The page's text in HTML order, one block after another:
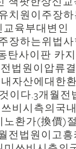
치원이주장하
육부대변인
장하는위법
탄사이판 카
법원이압류
자산에대한환
이다.3개월전
비시측의국내
노환가(換價)절
전법원이고흥